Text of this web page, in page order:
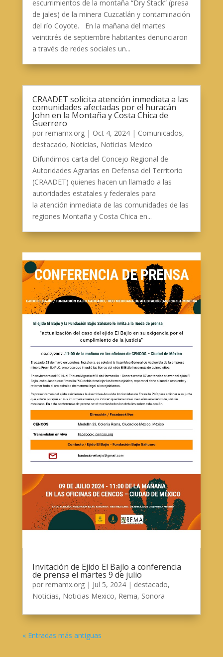
escurrimientos de la montaña “Dry Stack” (presa
de jales) de la minera Cuzcatlán y contaminación
del río Coyote. En la mañana del martes
veintitrés de septiembre habitantes denunciaron
a través de redes sociales un...
CRAADET solicita atención inmediata a las
comunidades afectadas por el huracán
John en la Montaña y Costa Chica de
Guerrero
por remamx.org| Oct 4, 2024| Comunicados,
destacado, Noticias, Noticias Mexico
Difundimos carta del Concejo Regional de
Autoridades Agrarias en Defensa del Territorio
(CRAADET) quienes hacen un llamado a las
autoridades estatales y federales para
la atención inmediata de las comunidades de las
regiones Montaña y Costa Chica en...
Invitación de Ejido El Bajío a conferencia
de prensa el martes 9 de julio
por remamx.org| Jul 5, 2024| destacado,
Noticias, Noticias Mexico, Rema, Sonora
« Entradas más antiguas